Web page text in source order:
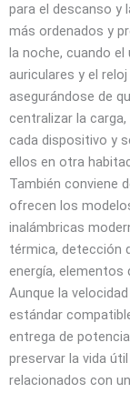
para el descanso y
más ordenados y
la noche, cuando
auriculares y el
asegurándose de
centralizar la
cada dispositivo y
ellos en otra
También conviene
ofrecen los
inalámbricas
térmica, detección
energía, elementos
Aunque la
estándar
entrega de
preservar la vida
relacionados con